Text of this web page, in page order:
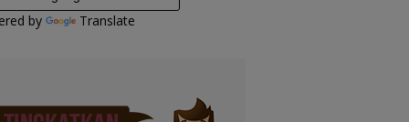
by Translate